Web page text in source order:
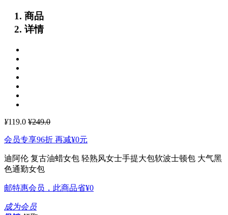
商品
详情
¥119.0 ¥249.0
会员专享96折 再减¥0元
迪阿伦 复古油蜡女包 轻熟风女士手提大包软波士顿包 大气黑
色通勤女包
邮特惠会员，此商品省¥0
成为会员